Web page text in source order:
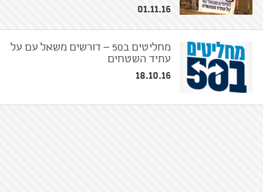
01.11.16
מחליטים ב50 – דורשים משאל עם על
עתיד השטחים
18.10.16